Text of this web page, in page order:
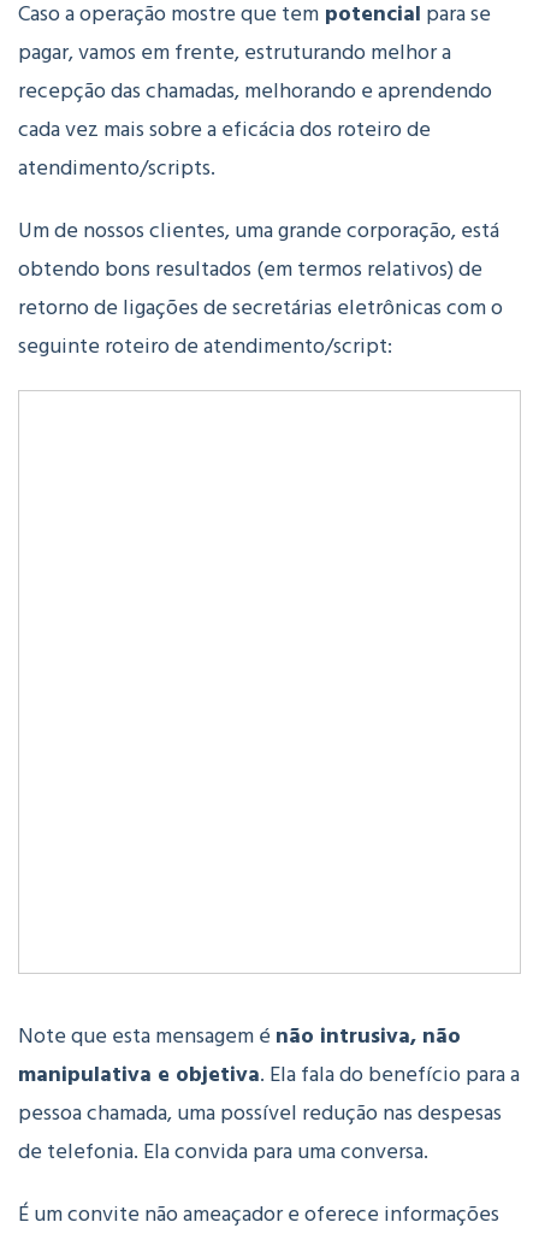
Caso a operação mostre que tem potencial para se
pagar, vamos em frente, estruturando melhor a
recepção das chamadas, melhorando e aprendendo
cada vez mais sobre a eficácia dos roteiro de
atendimento/scripts.
Um de nossos clientes, uma grande corporação, está
obtendo bons resultados (em termos relativos) de
retorno de ligações de secretárias eletrônicas com o
seguinte roteiro de atendimento/script:
Note que esta mensagem é não intrusiva, não
manipulativa e objetiva. Ela fala do benefício para a
pessoa chamada, uma possível redução nas despesas
de telefonia. Ela convida para uma conversa.
É um convite não ameaçador e oferece informações